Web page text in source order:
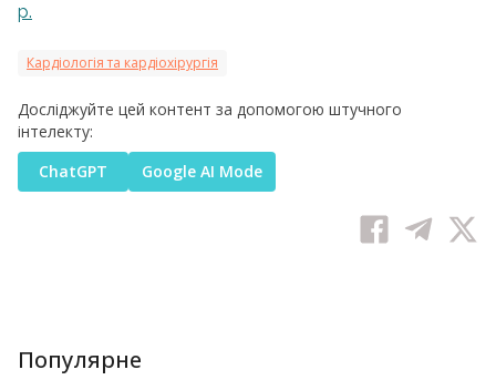
р.
Кардіологія та кардіохірургія
Досліджуйте цей контент за допомогою штучного
інтелекту:
ChatGPT
Google AI Mode
Популярне